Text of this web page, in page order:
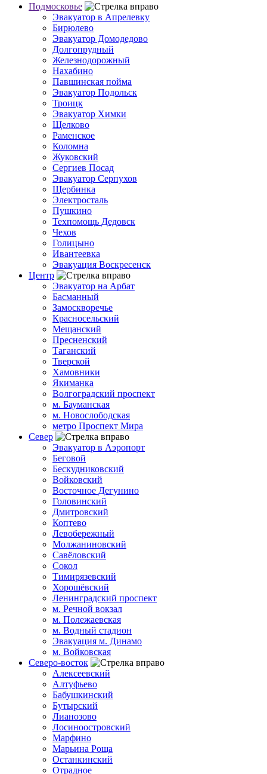
Подмосковье
Эвакуатор в Апрелевку
Бирюлево
Эвакуатор Домодедово
Долгопрудный
Железнодорожный
Нахабино
Павшинская пойма
Эвакуатор Подольск
Троицк
Эвакуатор Химки
Щелково
Раменское
Коломна
Жуковский
Сергиев Посад
Эвакуатор Серпухов
Щербинка
Электросталь
Пушкино
Техпомощь Дедовск
Чехов
Голицыно
Ивантеевка
Эвакуация Воскресенск
Центр
Эвакуатор на Арбат
Басманный
Замоскворечье
Красносельский
Мещанский
Пресненский
Таганский
Тверской
Хамовники
Якиманка
Волгоградский проспект
м. Бауманская
м. Новослободская
метро Проспект Мира
Север
Эвакуатор в Аэропорт
Беговой
Бескудниковский
Войковский
Восточное Дегунино
Головинский
Дмитровский
Коптево
Левобережный
Молжаниновский
Савёловский
Сокол
Тимирязевский
Хорошёвский
Ленинградский проспект
м. Речной вокзал
м. Полежаевская
м. Водный стадион
Эвакуация м. Динамо
м. Войковская
Северо-восток
Алексеевский
Алтуфьево
Бабушкинский
Бутырский
Лианозово
Лосиноостровский
Марфино
Марьина Роща
Останкинский
Отрадное